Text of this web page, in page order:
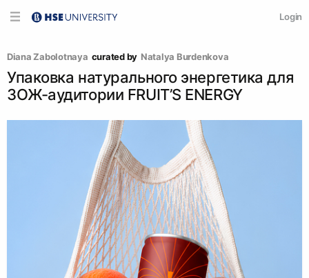
Login
Diana Zabolotnaya curated by Natalya Burdenkova
Упаковка натурального энергетика для
ЗОЖ-аудитории FRUIT’S ENERGY